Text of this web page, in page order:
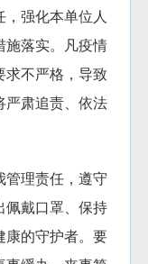
强化本单位人
施落实。凡疫情
求不严格，导致
严肃追责、依法
理责任，遵守
佩戴口罩、保持
康的守护者。要